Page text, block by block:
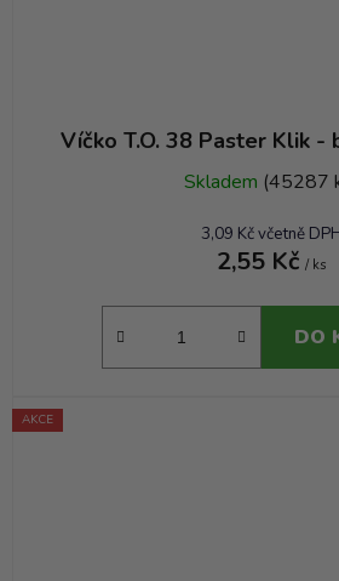
Víčko T.O. 38 Paster Klik -
Skladem (45287
3,09 Kč včetně
2,55 Kč / ks
DO
AKCE